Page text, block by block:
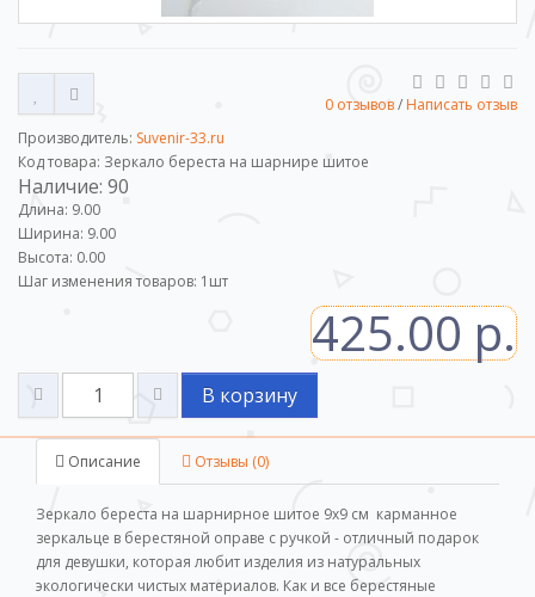
0 отзывов/ Написать отзыв
Производитель: Suvenir-33.ru
Код товара: Зеркало береста на шарнире шитое
Наличие: 90
Длина: 9.00
Ширина: 9.00
Высота: 0.00
Шаг изменения товаров: 1 шт
425.00 р.
В корзину
Описание Отзывы (0)
Зеркало береста на шарнирное шитое 9х9 см карманное
зеркальце в берестяной оправе с ручкой - отличный подарок
для девушки, которая любит изделия из натуральных
экологически чистых материалов. Как и все берестяные